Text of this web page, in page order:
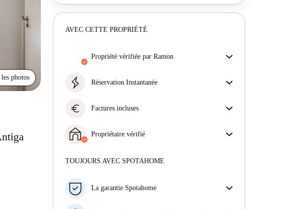
photos
AVEC CETTE PROPRIÉTÉ
propriété vérifiée par Ramon
s'assurer que vous obtenez exactement ce que vous
En savoir plus sur la vérification
Réservation Instantanée
acceptée immédiatement si elle satisfait les
euro Factures incluses
incluses, couvrant le loyer et les services pour une
expérience de location sans tracas.
Propriétaire vérifié
Plus d'informations sur ce propriétaire
TOUJOURS AVEC SPOTAHOME
La garantie Spotahome